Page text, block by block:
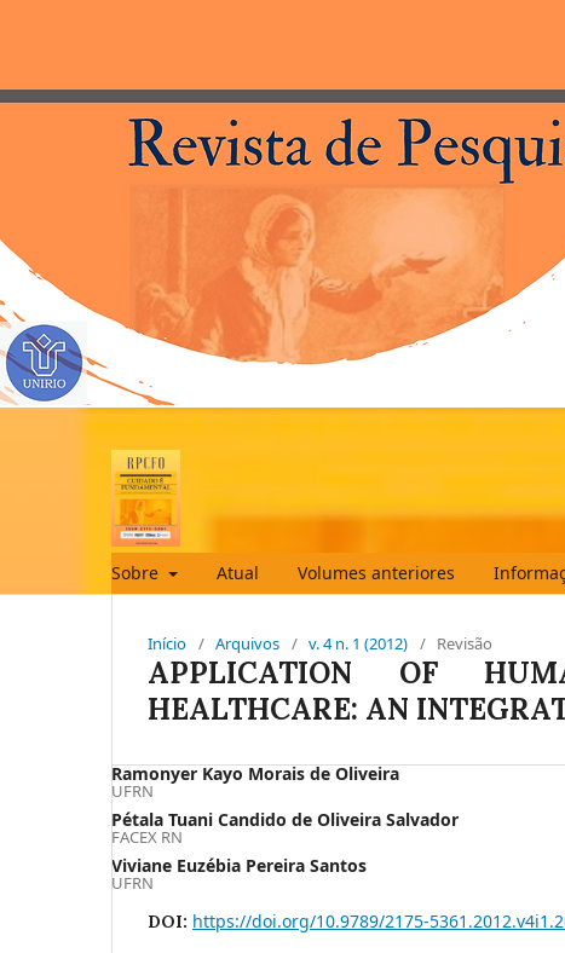
Sobre Atual Volumes anteriores
Início / Arquivos / v. 4 n. 1 (2012) / Revisão
APPLICATION OF
HEALTHCARE: AN
Ramonyer Kayo Morais de Oliveira
UFRN
Pétala Tuani Candido de Oliveira Salvador
FACEX RN
Viviane Euzébia Pereira Santos
UFRN
DOI: https://doi.org/10.9789/2175-